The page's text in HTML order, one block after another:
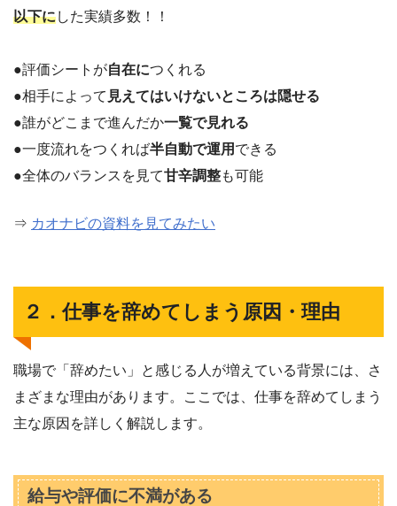
以下にした実績多数！！
●評価シートが自在につくれる
●相手によって 見えてはいけないところは隠せる
●誰がどこまで進んだか一覧で見れる
●一度流れをつくれば半自動で運用 できる
●全体のバランスを見て甘辛調整も可能
⇒ カオナビの資料を見てみたい
２．仕事を辞めてしまう原因・理由
職場で「辞めたい」と感じる人が増えている背景には、さ
まざまな理由があります。ここでは、仕事を辞めてしまう
主な原因を詳しく解説します。
給与や評価に不満がある